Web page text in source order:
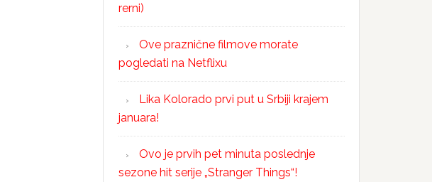
rerni)
Ove praznične filmove morate
pogledati na Netflixu
Lika Kolorado prvi put u Srbiji krajem
januara!
Ovo je prvih pet minuta poslednje
sezone hit serije „Stranger Things“!